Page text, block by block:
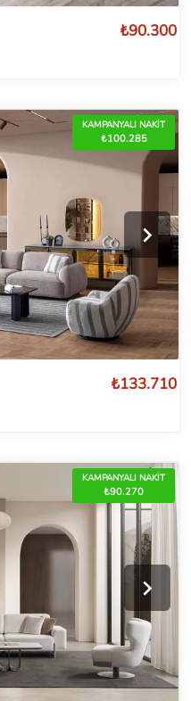
₺90.300
KAMPANYALI NAKİT
₺100.285
₺133.710
KAMPANYALI NAKİT
₺90.270